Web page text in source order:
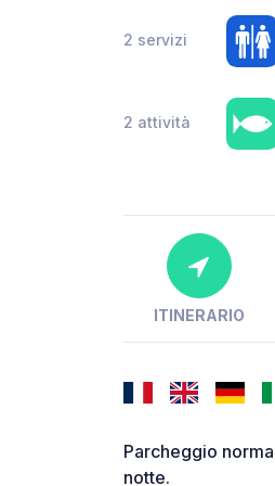
2 servizi
2 attività
ITINERARIO
Parcheggio
notte.